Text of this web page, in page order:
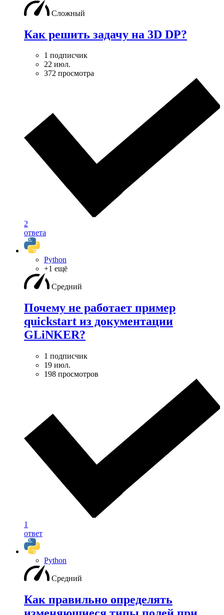
Сложный
Как решить задачу на 3D DP?
1 подписчик
22 июл.
372 просмотра
2
ответа
Python
+1 ещё
Средний
Почему не работает пример
quickstart из документации
GLiNKER?
1 подписчик
19 июл.
198 просмотров
1
ответ
Python
Средний
Как правильно определять